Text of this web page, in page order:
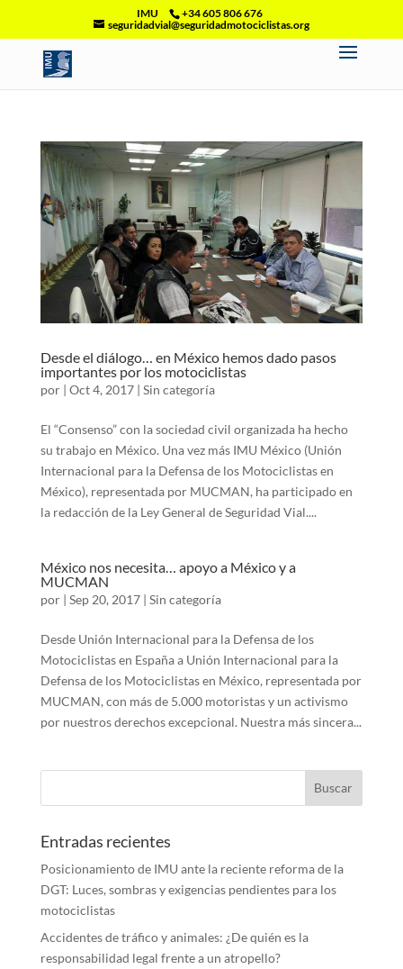
IMU
+34 605 806 676
seguridadvial@seguridadmotociclistas.org
Desde el diálogo… en México hemos dado pasos
importantes por los motociclistas
por | Oct 4, 2017| Sin categoría
El “Consenso” con la sociedad civil organizada ha hecho
su trabajo en México. Una vez más IMU México (Unión
Internacional para la Defensa de los Motociclistas en
México), representada por MUCMAN, ha participado en
la redacción de la Ley General de Seguridad Vial....
México nos necesita… apoyo a México y a
MUCMAN
por | Sep 20, 2017| Sin categoría
Desde Unión Internacional para la Defensa de los
Motociclistas en España a Unión Internacional para la
Defensa de los Motociclistas en México, representada por
MUCMAN, con más de 5.000 motoristas y un activismo
por nuestros derechos excepcional. Nuestra más sincera...
Entradas recientes
Posicionamiento de IMU ante la reciente reforma de la
DGT: Luces, sombras y exigencias pendientes para los
motociclistas
Accidentes de tráfico y animales: ¿De quién es la
responsabilidad legal frente a un atropello?